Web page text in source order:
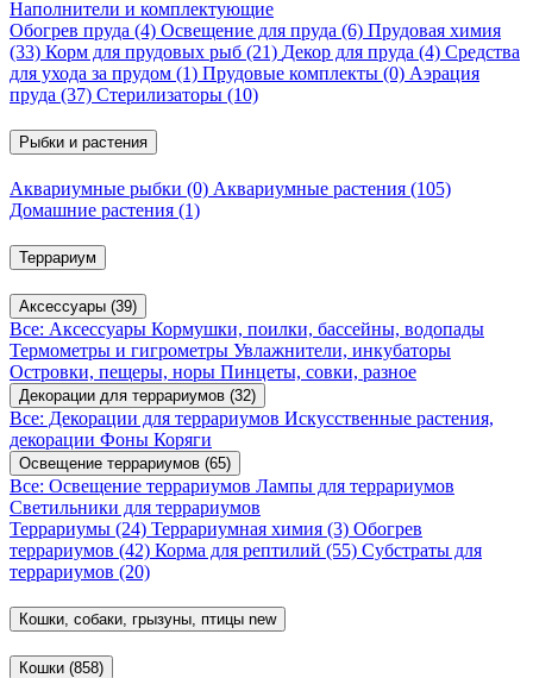
Наполнители и комплектующие
Обогрев пруда (4) Освещение для пруда (6) Прудовая химия
(33) Корм для прудовых рыб (21) Декор для пруда (4) Средства
для ухода за прудом (1) Прудовые комплекты (0) Аэрация
пруда (37) Стерилизаторы (10)
Рыбки и растения
Аквариумные рыбки (0) Аквариумные растения (105)
Домашние растения (1)
Террариум
Аксессуары (39)
Все: Аксессуары Кормушки, поилки, бассейны, водопады
Термометры и гигрометры Увлажнители, инкубаторы
Островки, пещеры, норы Пинцеты, совки, разное
Декорации для террариумов (32)
Все: Декорации для террариумов Искусственные растения,
декорации Фоны Коряги
Освещение террариумов (65)
Все: Освещение террариумов Лампы для террариумов
Светильники для террариумов
Террариумы (24) Террариумная химия (3) Обогрев
террариумов (42) Корма для рептилий (55) Субстраты для
террариумов (20)
Кошки, собаки, грызуны, птицы new
Кошки (858)